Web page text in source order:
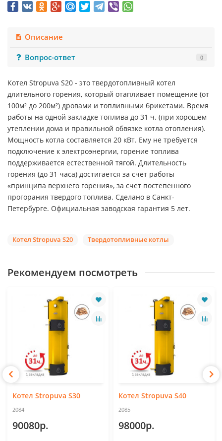
Описание
Вопрос-ответ
0
Котел Stropuva S20 - это твердотопливный котел
длительного горения, который отапливает помещение (от
100м² до 200м²) дровами и топливными брикетами. Время
работы на одной закладке топлива до 31 ч. (при хорошем
утеплении дома и правильной обвязке котла отопления).
Мощность котла составляется 20 кВт. Ему не требуется
подключение к электроэнергии, горение топлива
поддерживается естественной тягой. Длительность
горения (до 31 часа) достигается за счет работы
«принципа верхнего горения», за счет постепенного
прогорания твердого топлива. Сделано в Санкт-
Петербурге. Официальная заводская гарантия 5 лет.
Котел Stropuva S20 Твердотопливные котлы
Рекомендуем посмотреть
Котел Stropuva S30
2084
90080р.
Котел Stropuva S40
2085
98000р.